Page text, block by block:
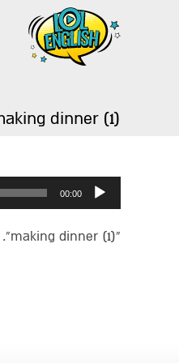
dinner (1)
אודיו
00:00
“making dinner (1)”.